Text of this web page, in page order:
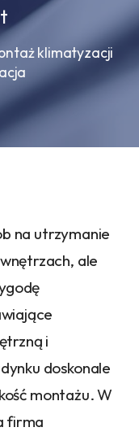
klimatyzacji
na utrzymanie
ale
i
doskonale
montażu. W
firma